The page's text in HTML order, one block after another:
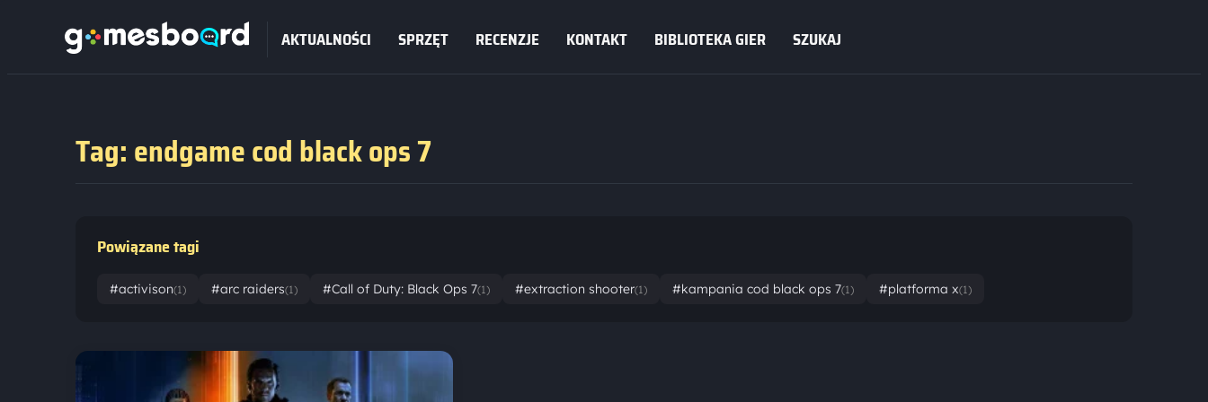
AKTUALNOŚCI SPRZĘT RECENZJE KONTAKT BIBLIOTEKA GIER SZUKAJ
Tag: endgame cod black ops 7
Powiązane tagi
#activison(1) #arc raiders(1) #Call of Duty: Black Ops 7(1) #extraction shooter(1) #kampania cod black ops 7(1) #platforma x(1)